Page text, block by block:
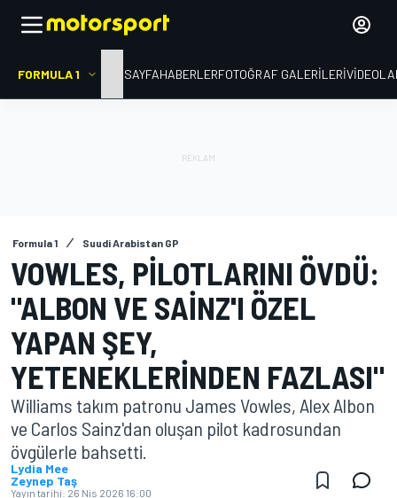
FORMULA 1 ANA SAYFAHABERLERFOTOĞRAF GALERILERI
Formula 1 Suudi Arabistan GP
VOWLES, PILOTLARINI ÖVDÜ:
"ALBON VE SAINZ'I ÖZEL
YAPAN ŞEY,
YETENEKLERINDEN FAZLASI"
Williams takım patronu James Vowles, Alex Albon
ve Carlos Sainz'dan oluşan pilot kadrosundan
övgülerle bahsetti.
Lydia Mee
Zeynep Taş
Yayın tarihi: 26 Nis 2026 16:00